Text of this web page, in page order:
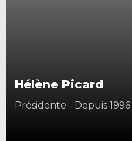
Hélène Picard
Présidente - Depuis 1996